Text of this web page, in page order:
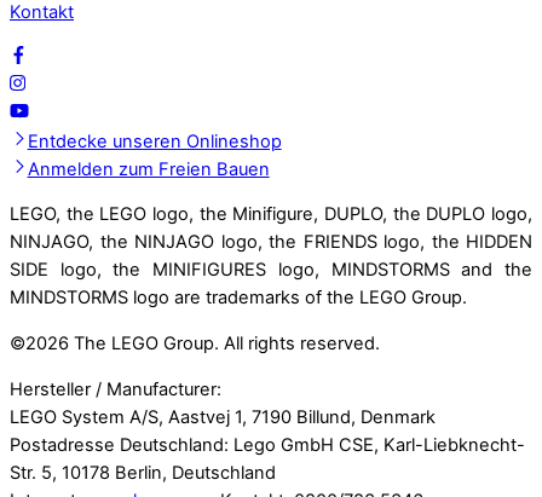
Kontakt
Entdecke unseren Onlineshop
Anmelden zum Freien Bauen
LEGO, the LEGO logo, the Minifigure, DUPLO, the DUPLO logo,
NINJAGO, the NINJAGO logo, the FRIENDS logo, the HIDDEN
SIDE logo, the MINIFIGURES logo, MINDSTORMS and the
MINDSTORMS logo are trademarks of the LEGO Group.
©2026 The LEGO Group. All rights reserved.
Hersteller / Manufacturer:
LEGO System A/S, Aastvej 1, 7190 Billund, Denmark
Postadresse Deutschland: Lego GmbH CSE, Karl-Liebknecht-
Str. 5, 10178 Berlin, Deutschland